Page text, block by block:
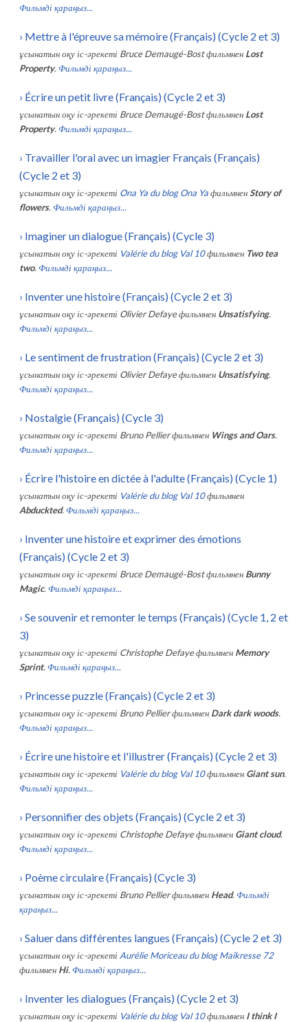
Фильмді қараңыз...
› Mettre à l'épreuve sa mémoire (Français) (Cycle 2 et 3)
ұсынатын оқу іс-әрекеті Bruce Demaugé-Bostфильмнен Lost
Property. Фильмді қараңыз...
› Écrire un petit livre (Français) (Cycle 2 et 3)
ұсынатын оқу іс-әрекеті Bruce Demaugé-Bostфильмнен Lost
Property. Фильмді қараңыз...
› Travailler l'oral avec un imagier Français (Français)
(Cycle 2 et 3)
ұсынатын оқу іс-әрекеті Ona Ya du blog Ona YaфильмненStory of
flowers. Фильмді қараңыз...
› Imaginer un dialogue (Français) (Cycle 3)
ұсынатын оқу іс-әрекеті Valérie du blog Val 10фильмнен Two tea
two. Фильмді қараңыз...
› Inventer une histoire (Français) (Cycle 2 et 3)
ұсынатын оқу іс-әрекеті Olivier Defayeфильмнен Unsatisfying.
Фильмді қараңыз...
› Le sentiment de frustration (Français) (Cycle 2 et 3)
ұсынатын оқу іс-әрекеті Olivier Defayeфильмнен Unsatisfying.
Фильмді қараңыз...
› Nostalgie (Français) (Cycle 3)
ұсынатын оқу іс-әрекеті Bruno Pellierфильмнен Wings and Oars.
Фильмді қараңыз...
› Écrire l'histoire en dictée à l'adulte (Français) (Cycle 1)
ұсынатын оқу іс-әрекеті Valérie du blog Val 10фильмнен
Abduckted. Фильмді қараңыз...
› Inventer une histoire et exprimer des émotions
(Français) (Cycle 2 et 3)
ұсынатын оқу іс-әрекеті Bruce Demaugé-Bostфильмнен Bunny
Magic. Фильмді қараңыз...
› Se souvenir et remonter le temps (Français) (Cycle 1, 2 et
3)
ұсынатын оқу іс-әрекеті Christophe Defayeфильмнен Memory
Sprint. Фильмді қараңыз...
› Princesse puzzle (Français) (Cycle 2 et 3)
ұсынатын оқу іс-әрекеті Bruno Pellierфильмнен Dark dark woods.
Фильмді қараңыз...
› Écrire une histoire et l'illustrer (Français) (Cycle 2 et 3)
ұсынатын оқу іс-әрекеті Valérie du blog Val 10фильмнен Giant sun.
Фильмді қараңыз...
› Personnifier des objets (Français) (Cycle 2 et 3)
ұсынатын оқу іс-әрекеті Christophe Defayeфильмнен Giant cloud.
Фильмді қараңыз...
› Poème circulaire (Français) (Cycle 3)
ұсынатын оқу іс-әрекеті Bruno Pellierфильмнен Head. Фильмді
қараңыз...
› Saluer dans différentes langues (Français) (Cycle 2 et 3)
ұсынатын оқу іс-әрекеті Aurélie Moriceau du blog Maikresse 72
фильмнен Hi. Фильмді қараңыз...
› Inventer les dialogues (Français) (Cycle 2 et 3)
ұсынатын оқу іс-әрекеті Valérie du blog Val 10фильмнен I think I